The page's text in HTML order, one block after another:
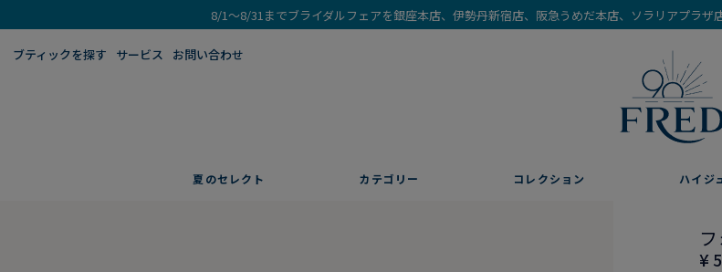
8/1～8/31までブライダルフェアを銀座本店、伊勢丹新宿店、阪急うめだ本店、ソラリアプラザ
ブティックを探す​ サービス お問い合わせ
夏のセレクト カテゴリー コレクション ハイジ
¥